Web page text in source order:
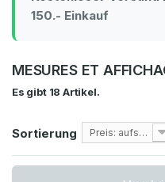
150.- Einkauf
MESURES ET
Es gibt 18 Artikel.
Sortierung Preis: aufsteigend